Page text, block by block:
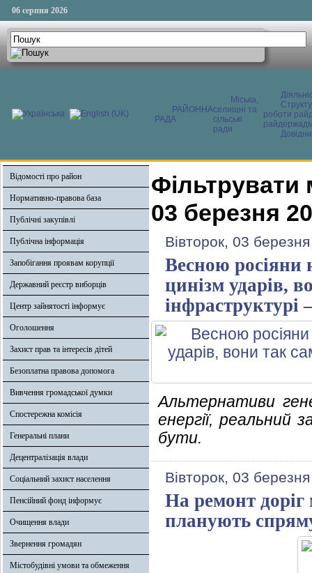
06 серпня 2026
РАЙОННА
РАДА
Міська,
селищні та
сільські
ради
роботи
Відомості про район
Нормативно-правова база
Публічні закупівлі
Публічна інформація
Запобігання проявам корупції
Державний реєстр виборців
Центр зайнятості інформує
Оголошення
Захист прав та інтересів дітей
Безоплатна правова допомога
Вивчення громадської думки
Спостережна комісія
Генеральні плани
Децентралізація влади
Соціальний захист населення
Пенсійний фонд інформує
Очищення влади
Звернення громадян
Містобудівні умови та обмеження
Фільтрувати
03 березня
Вівторок, 03
Весною росіяни
цинізм ударів,
інфраструктурі
Альтернативи
енергії, реальний
бути.
Вівторок, 03
На ремонт доріг
планують